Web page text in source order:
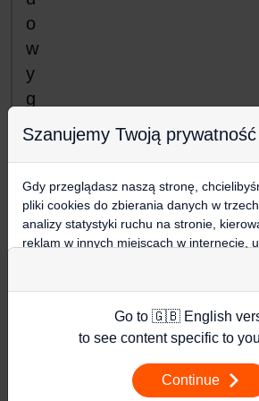
o
w
y
g
r
i
a
M
Szanujemy Twoją prywatność
Gdy przeglądasz naszą stronę,
pliki cookies do zbierania danych w
analizy statystyki ruchu na stronie,
reklam w innych miejscach w internecie,
Aby dowiedzieć się więcej o plikach
wykorzystujemy Twoje dane, odwiedź
Go to 🇬🇧 English
to see content specific to
Continue